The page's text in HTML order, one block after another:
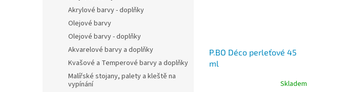
Akrylové barvy - doplňky
Olejové barvy
Olejové barvy - doplňky
Akvarelové barvy a doplňky
Kvašové a Temperové barvy a doplňky
Malířské stojany, palety a kleště na
vypínání
P.BO Déco perleťové 45
ml
Skladem